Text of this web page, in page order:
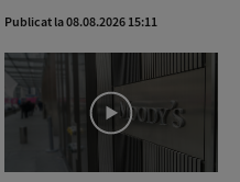
Publicat la 08.08.2026 15:11